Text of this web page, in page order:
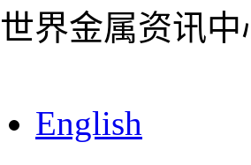
世界金属资讯
English